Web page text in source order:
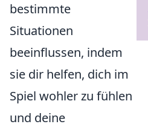
bestimmte
Situationen
beeinflussen, indem
sie dir helfen, dich im
Spiel wohler zu fühlen
und deine